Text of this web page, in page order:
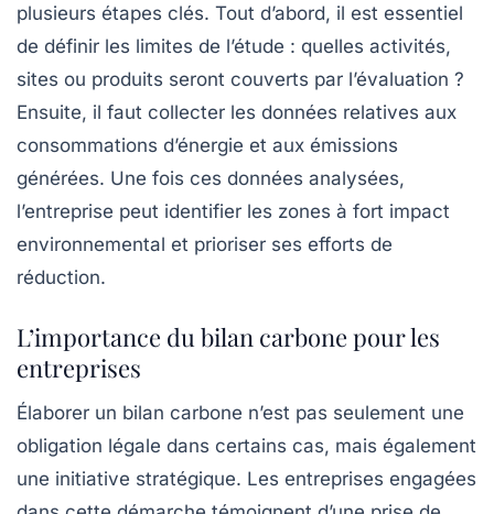
plusieurs étapes clés. Tout d’abord, il est essentiel
de définir les limites de l’étude : quelles activités,
sites ou produits seront couverts par l’évaluation ?
Ensuite, il faut collecter les données relatives aux
consommations d’énergie et aux émissions
générées. Une fois ces données analysées,
l’entreprise peut identifier les zones à fort impact
environnemental et prioriser ses efforts de
réduction.
L’importance du bilan carbone pour les
entreprises
Élaborer un bilan carbone n’est pas seulement une
obligation légale dans certains cas, mais également
une initiative stratégique. Les entreprises engagées